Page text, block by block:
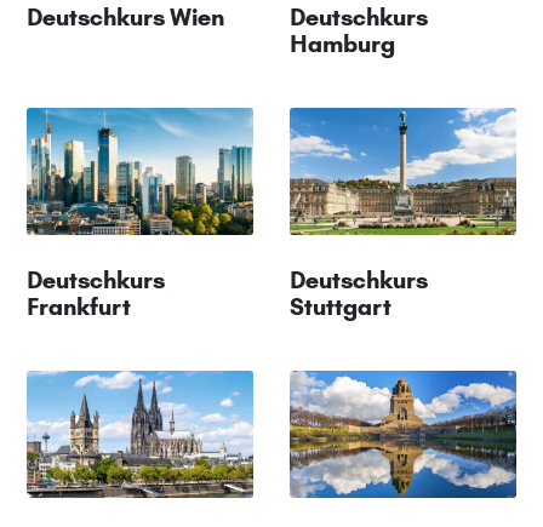
Deutschkurs Wien
Deutschkurs
Hamburg
Deutschkurs
Frankfurt
Deutschkurs
Stuttgart